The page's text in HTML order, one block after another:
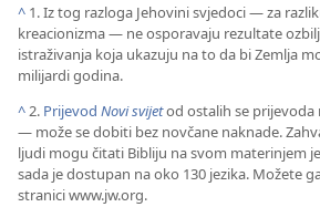
^ 1. Iz tog razloga Jehovini svjedoci — za
kreacionizma — ne osporavaju rezultate
istraživanja koja ukazuju na to da bi Zemlja
milijardi godina.
^2. Prijevod Novi svijetod ostalih se prijevoda
— može se dobiti bez novčane naknade.
ljudi mogu čitati Bibliju na svom materinjem
sada je dostupan na oko 130 jezika. Možete
stranici www.jw.org.